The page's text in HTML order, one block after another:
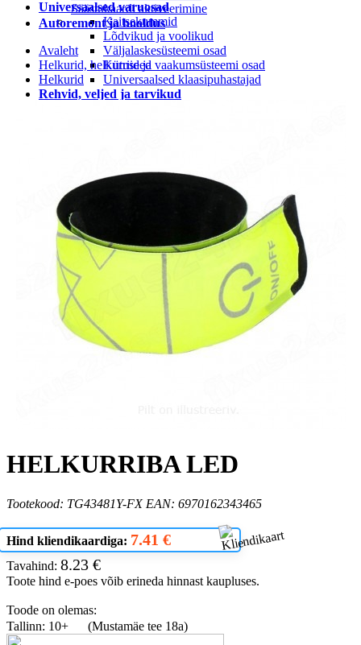
Universaalsed varuosad
Kaitsekummid
Lõdvikud ja voolikud
Väljalaskesüsteemi osad
Kütuse ja vaakumsüsteemi osad
Universaalsed klaasipuhastajad
Rehvid, veljed ja tarvikud
Leiunurk autokeemia ja õlid
Leiunurk matk ja vabaaeg
Säästukaardi aktiveerimine
Autoremont ja hooldus
Avaleht
Helkurid, helkurriided
Helkurid
HELKURRIBA LED
Tootekood: TG43481Y-FX EAN: 6970162343465
Hind kliendikaardiga: 7.41 €
Tavahind: 8.23 €
Toote hind e-poes võib erineda hinnast kaupluses.
Toode on olemas:
Tallinn: 10+
(Mustamäe tee 18a)